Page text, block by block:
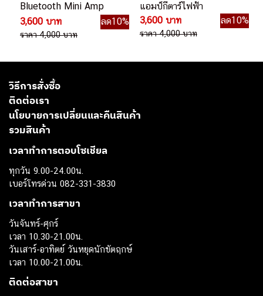
Bluetooth Mini Amp
แอมป์กีตาร์ไฟฟ้า
3,600 บาท ลด10%
ราคา 4,000 บาท
แอมป์กีตาร์ไฟฟ้า
3,600 บาท
ลด10%
ราคา 4,000 บาท
วิธีการสั่งซื้อ
ติดต่อเรา
นโยบายการเปลี่ยนและคืนสินค้า
รวมสินค้า
เวลาทำการตอบโซเชียล
ทุกวัน 9.00-24.00น.
เบอร์โทรด่วน 082-331-3830
เวลาทำการสาขา
วันจันทร์-ศุกร์
เวลา 10.30-21.00น.
วันเสาร์-อาทิตย์ วันหยุดนักขัตฤกษ์
เวลา 10.00-21.00น.
ติดต่อสาขา